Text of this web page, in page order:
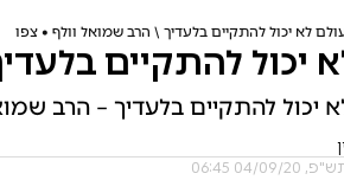
לא יכול להתקיים בלעדיך \ הרב שמואל וולף • צפו
יכול להתקיים
יכול להתקיים בלעדיך – הרב
20 06:45